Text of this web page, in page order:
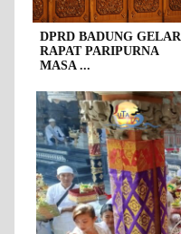
DPRD BADUNG GELAR
RAPAT PARIPURNA
MASA ...